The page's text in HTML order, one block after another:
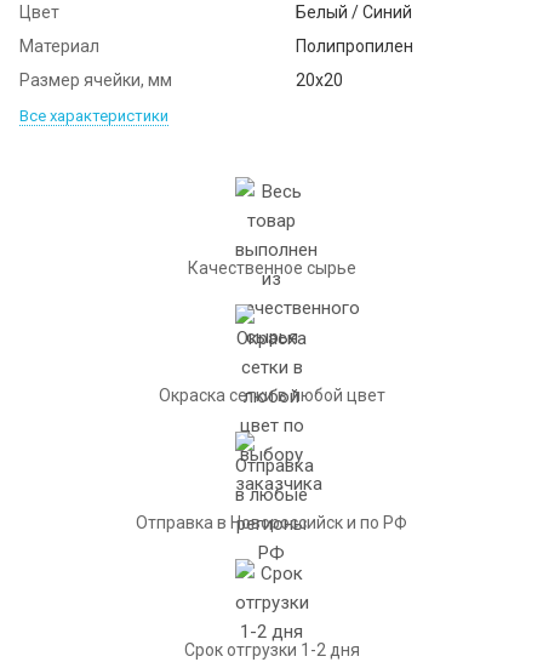
Цвет
Белый / Синий
Материал
Полипропилен
Размер ячейки, мм
20х20
Все характеристики
Качественное сырье
Окраска сетки в любой цвет
Отправка в Новороссийск и по РФ
Срок отгрузки 1-2 дня